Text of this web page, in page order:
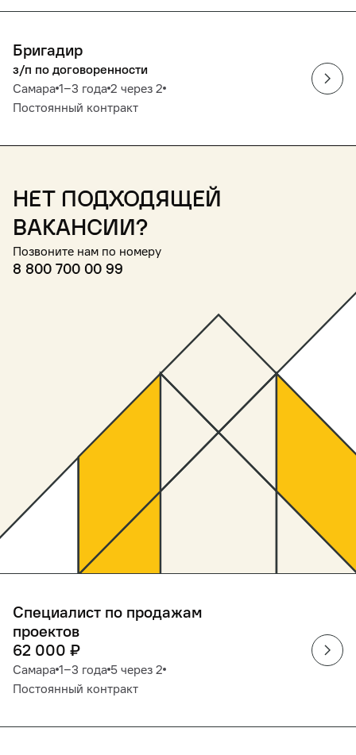
Бригадир
з/п по договоренности
Самара 1‒3 года 2 через 2
Постоянный контракт
Нет подходящей
вакансии?
Позвоните нам по номеру
8 800 700 00 99
Специалист по продажам
проектов
62 000 ₽
Самара 1‒3 года 5 через 2
Постоянный контракт